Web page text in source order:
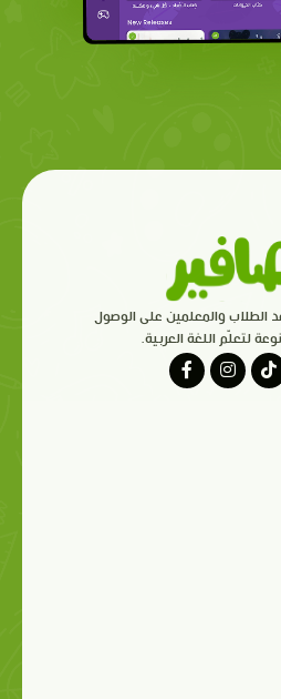
والمعلمين على الوصول
لتعلّم اللغة العربية.